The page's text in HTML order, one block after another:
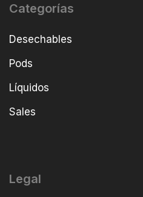
Categorías
Desechables
Pods
Líquidos
Sales
Legal